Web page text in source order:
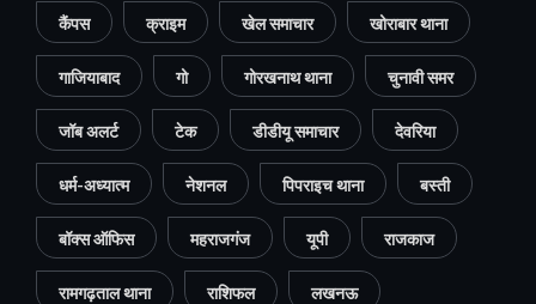
कैंपस क्राइम खेल समाचार खोराबार थाना
गाजियाबाद गो गोरखनाथ थाना चुनावी समर
जॉब अलर्ट टेक डीडीयू समाचार देवरिया
धर्म-अध्यात्म नेशनल पिपराइच थाना बस्ती
बॉक्स ऑफिस महराजगंज यूपी राजकाज
रामगढ़ताल थाना राशिफल लखनऊ